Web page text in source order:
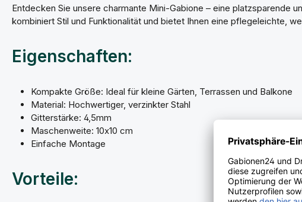
Entdecken Sie unsere charmante Mini-Gabione – eine platzsparende
kombiniert Stil und Funktionalität und bietet Ihnen eine pflegeleichte,
Eigenschaften:
Kompakte Größe: Ideal für kleine Gärten, Terrassen und Balkone
Material: Hochwertiger, verzinkter Stahl
Gitterstärke: 4,5mm
Maschenweite: 10x10 cm
Einfache Montage
Vorteile: